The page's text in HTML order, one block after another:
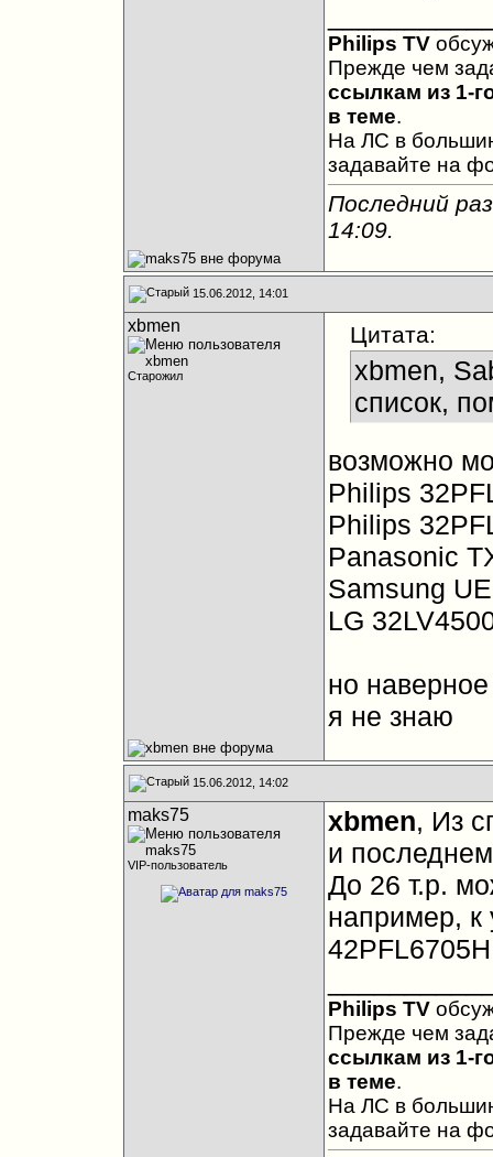
Philips TV
Прежде чем
ссылкам из 1-
в теме.
На ЛС в
задавайте на
Последний
14:09.
15.06.2012, 14:01
xbmen
Старожил
Цитата:
xbmen,
список,
возможно
Philips
Philips
Panasonic
Samsung
LG
но
я не знаю
15.06.2012, 14:02
maks75
VIP-пользователь
xbmen, Из
и
До 26 т.р.
например,
Philips TV
Прежде чем
ссылкам из 1-
в теме.
На ЛС в
задавайте на